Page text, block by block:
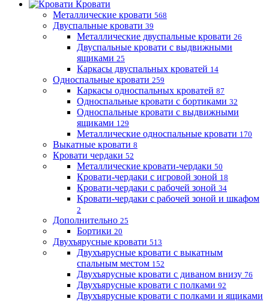
Кровати
Металлические кровати 568
Двуспальные кровати 39
Металлические двуспальные кровати 26
Двуспальные кровати с выдвижными
ящиками 25
Каркасы двуспальных кроватей 14
Односпальные кровати 259
Каркасы односпальных кроватей 87
Односпальные кровати с бортиками 32
Односпальные кровати с выдвижными
ящиками 129
Металлические односпальные кровати 170
Выкатные кровати 8
Кровати чердаки 52
Металлические кровати-чердаки 50
Кровати-чердаки с игровой зоной 18
Кровати-чердаки с рабочей зоной 34
Кровати-чердаки с рабочей зоной и шкафом
2
Дополнительно 25
Бортики 20
Двухъярусные кровати 513
Двухъярусные кровати с выкатным
спальным местом 152
Двухъярусные кровати с диваном внизу 76
Двухъярусные кровати с полками 92
Двухъярусные кровати с полками и ящиками